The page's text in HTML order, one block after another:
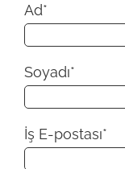
Ad*
Soyadı*
İş E-postası*